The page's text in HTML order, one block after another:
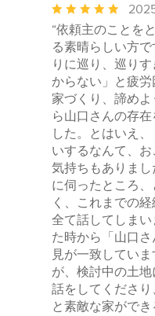
平
均
評
価：
5
つ
星
中
星
5
“依頼主のことを
る素晴らしい方
りに巡り、巡り
からない」と疲
家づくり、諦め
ら山口さんの存
した。とはいえ
いするなんて、
気持ちもありま
に伺ったところ
く、これまでの
全て話してしま
た時から「山口
見が一致してい
が、検討中の土
話をしてくださ
と素敵な家がで